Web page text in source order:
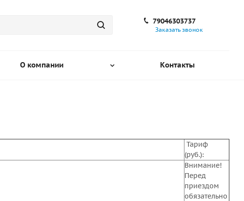
79046303737
Заказать звонок
О компании Контакты
Тариф
(руб.):
Внимание!
Перед
приездом
обязательно